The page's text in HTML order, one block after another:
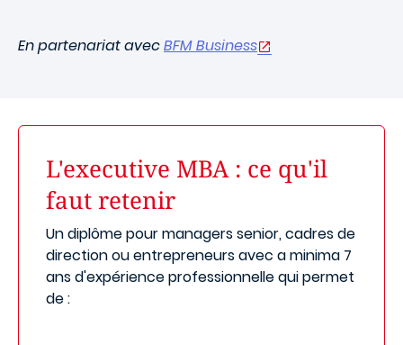
En partenariat avecBFM Business
L'executive MBA : ce qu'il
faut retenir
Un diplôme pour managers senior, cadres de
direction ou entrepreneurs avec a minima 7
ans d'expérience professionnelle qui permet
de :